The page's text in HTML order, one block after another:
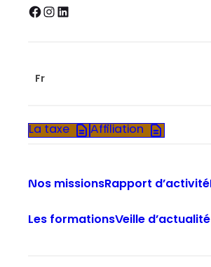
Facebook InstagramLinkedIn
Fr
La taxe Affiliation
Nos missionsRapport d’activité
Les formationsVeille d’actualité